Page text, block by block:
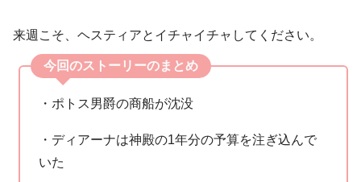
来週こそ、ヘスティアとイチャイチャしてください。
今回のストーリーのまとめ
・ポトス男爵の商船が沈没
・ディアーナは神殿の1年分の予算を注ぎ込んで
いた